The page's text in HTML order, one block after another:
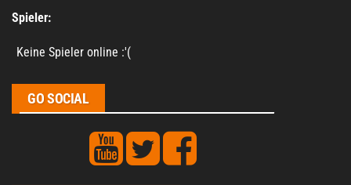
Spieler:
Keine Spieler online :'(
GO SOCIAL